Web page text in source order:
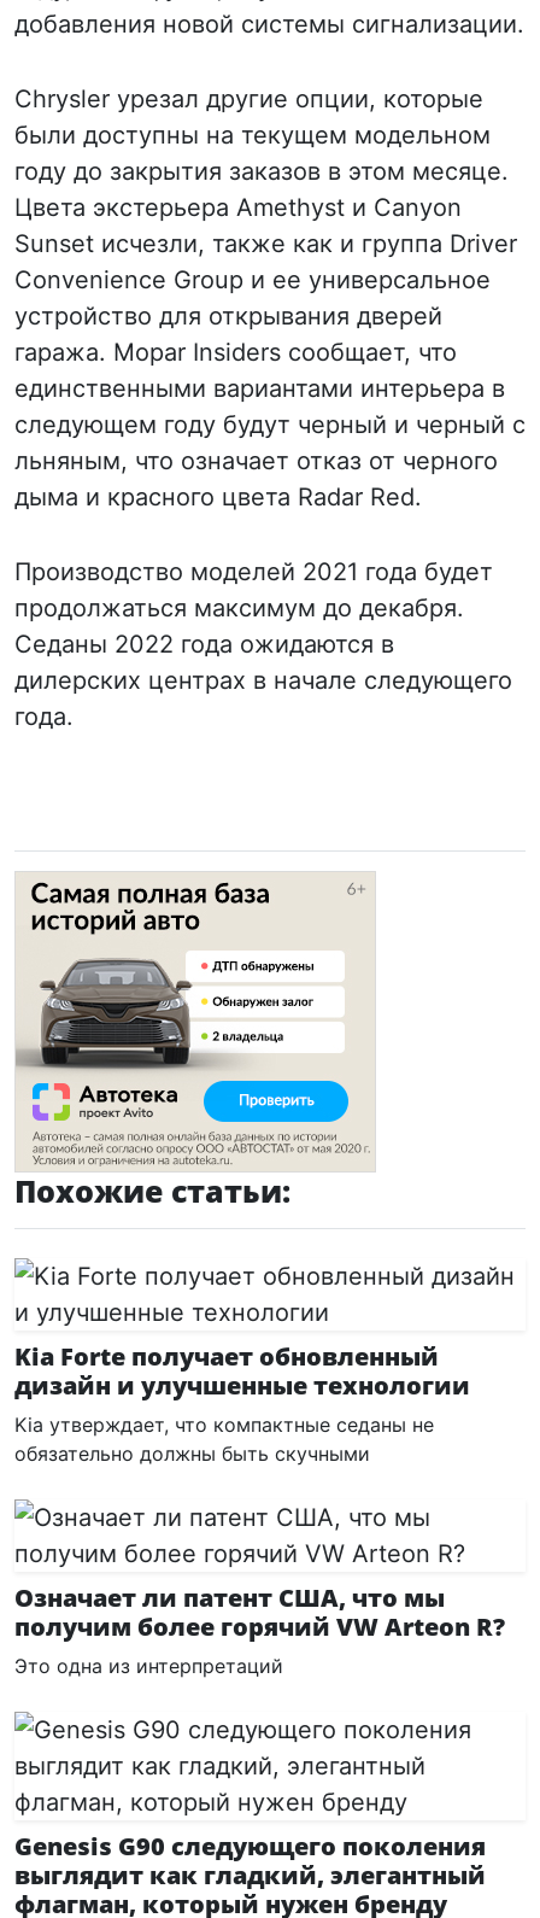
добавления новой системы сигнализации.
Chrysler урезал другие опции, которые
были доступны на текущем модельном
году до закрытия заказов в этом месяце.
Цвета экстерьера Amethyst и Canyon
Sunset исчезли, также как и группа Driver
Convenience Group и ее универсальное
устройство для открывания дверей
гаража. Mopar Insiders сообщает, что
единственными вариантами интерьера в
следующем году будут черный и черный с
льняным, что означает отказ от черного
дыма и красного цвета Radar Red.
Производство моделей 2021 года будет
продолжаться максимум до декабря.
Седаны 2022 года ожидаются в
дилерских центрах в начале следующего
года.
Похожие статьи:
Kia Forte получает обновленный
дизайн и улучшенные технологии
Kia утверждает, что компактные седаны не
обязательно должны быть скучными
Означает ли патент США, что мы
получим более горячий VW Arteon R?
Это одна из интерпретаций
Genesis G90 следующего поколения
выглядит как гладкий, элегантный
флагман, который нужен бренду